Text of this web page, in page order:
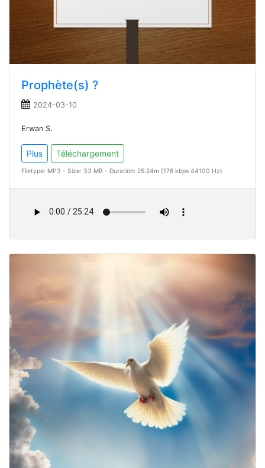
Prophète(s) ?
2024-03-10
Erwan S.
Plus Téléchargement
Filetype: MP3 - Size: 33 MB - Duration: 25:24m (176 kbps 44100 Hz)